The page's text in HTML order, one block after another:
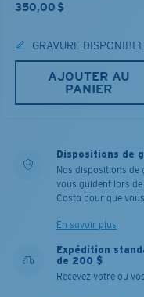
350,00 $
GRAVURE DISPONIBLE
AJOUTER AU
PANIER
Dispositions de
Nos dispositions
vous guident lors
Costa pour que
En savoir plus
Expédition
de 200 $
Recevez votre ou